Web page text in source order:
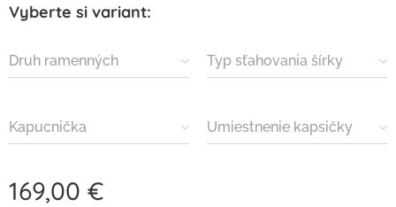
Vyberte si variant:
Druh ramenných
Typ sťahovania šírky
Kapucnička Umiestnenie kapsičky
169,00 €